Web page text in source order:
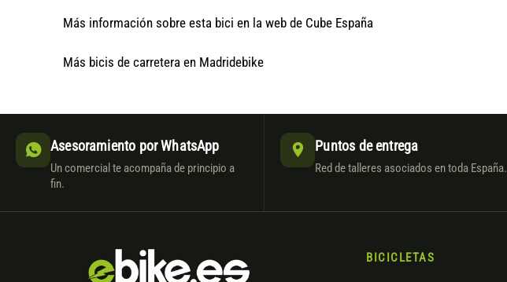
Más información sobre esta bici en la web de Cube España
Más bicis de carretera en Madridebike
Asesoramiento por WhatsApp
Un comercial te acompaña de principio a
fin.
Puntos de entrega
Red de talleres asociados en toda España.
BICICLETAS